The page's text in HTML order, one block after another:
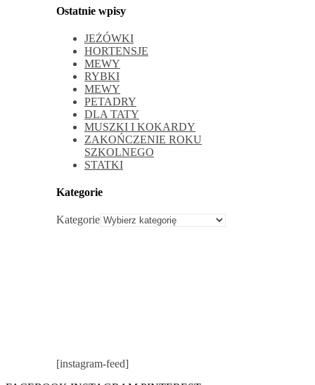
Ostatnie wpisy
JEŻÓWKI
HORTENSJE
MEWY
RYBKI
MEWY
PETADRY
DLA TATY
MUSZKI I KOKARDY
ZAKOŃCZENIE ROKU
SZKOLNEGO
STATKI
Kategorie
Kategorie
[instagram-feed]